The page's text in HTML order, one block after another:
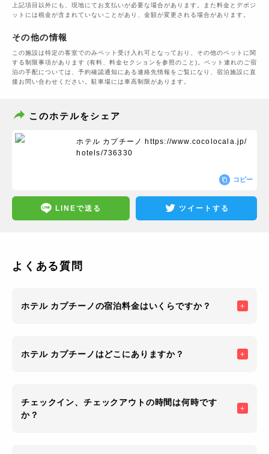
上記項目以外にも、現地にてお支払いが必要な場合があります。また料金とデポジ
ットには税金が含まれていないことがあり、金額が変更される場合があります。
その他の情報
この施設は特定の客室でのみペット受け入れ可となっており、その他のペットに関
する制限事項があります (有料、料金セクションを参照のこと)。ペット連れのご宿
泊の手配については、予約確認通知にある連絡先情報をご覧になり、宿泊施設に直
接お問い合わせください。駐車場には車高制限があります。
このホテルをシェア
ホテル カプチーノ https://www.cocolocala.jp/
hotels/736330
コピー
LINEで送る ツイートする
よくある質問
ホテル カプチーノの宿泊料金はいくらですか？
ホテル カプチーノはどこにありますか？
チェックイン、チェックアウトの時間は何時です
か？